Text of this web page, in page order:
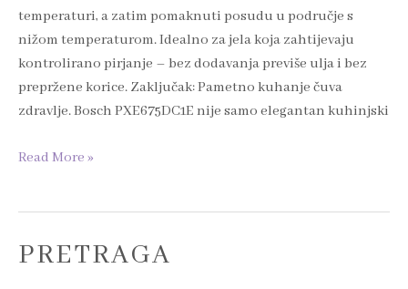
temperaturi, a zatim pomaknuti posudu u područje s
nižom temperaturom. Idealno za jela koja zahtijevaju
kontrolirano pirjanje – bez dodavanja previše ulja i bez
prepržene korice. Zaključak: Pametno kuhanje čuva
zdravlje. Bosch PXE675DC1E nije samo elegantan kuhinjski
Read More »
PRETRAGA